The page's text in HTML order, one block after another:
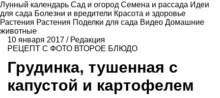
Лунный календарь Сад и огород Семена и рассада Идеи
для сада Болезни и вредители Красота и здоровье
Растения Растения Поделки для сада Видео Домашние
животные
10 января 2017 / Редакция
РЕЦЕПТ С ФОТО ВТОРОЕ БЛЮДО
Грудинка, тушенная с
капустой и картофелем